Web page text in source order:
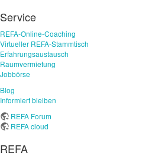
Service
REFA-Online-Coaching
Virtueller REFA-Stammtisch
Erfahrungsaustausch
Raumvermietung
Jobbörse
Blog
Informiert bleiben
REFA Forum
REFA cloud
REFA